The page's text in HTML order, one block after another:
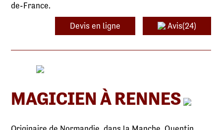
de-France.
Devis en ligne Avis(24)
MAGICIEN À RENNES